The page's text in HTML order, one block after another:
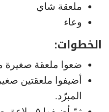
ملعقة شاي
وعاء
الخطوات:
ضعوا ملعقة صغيرة
أضيفوا ملعقتين
المبرّد.